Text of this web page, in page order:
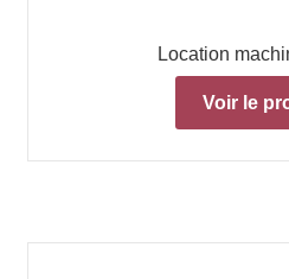
Location
Voir le